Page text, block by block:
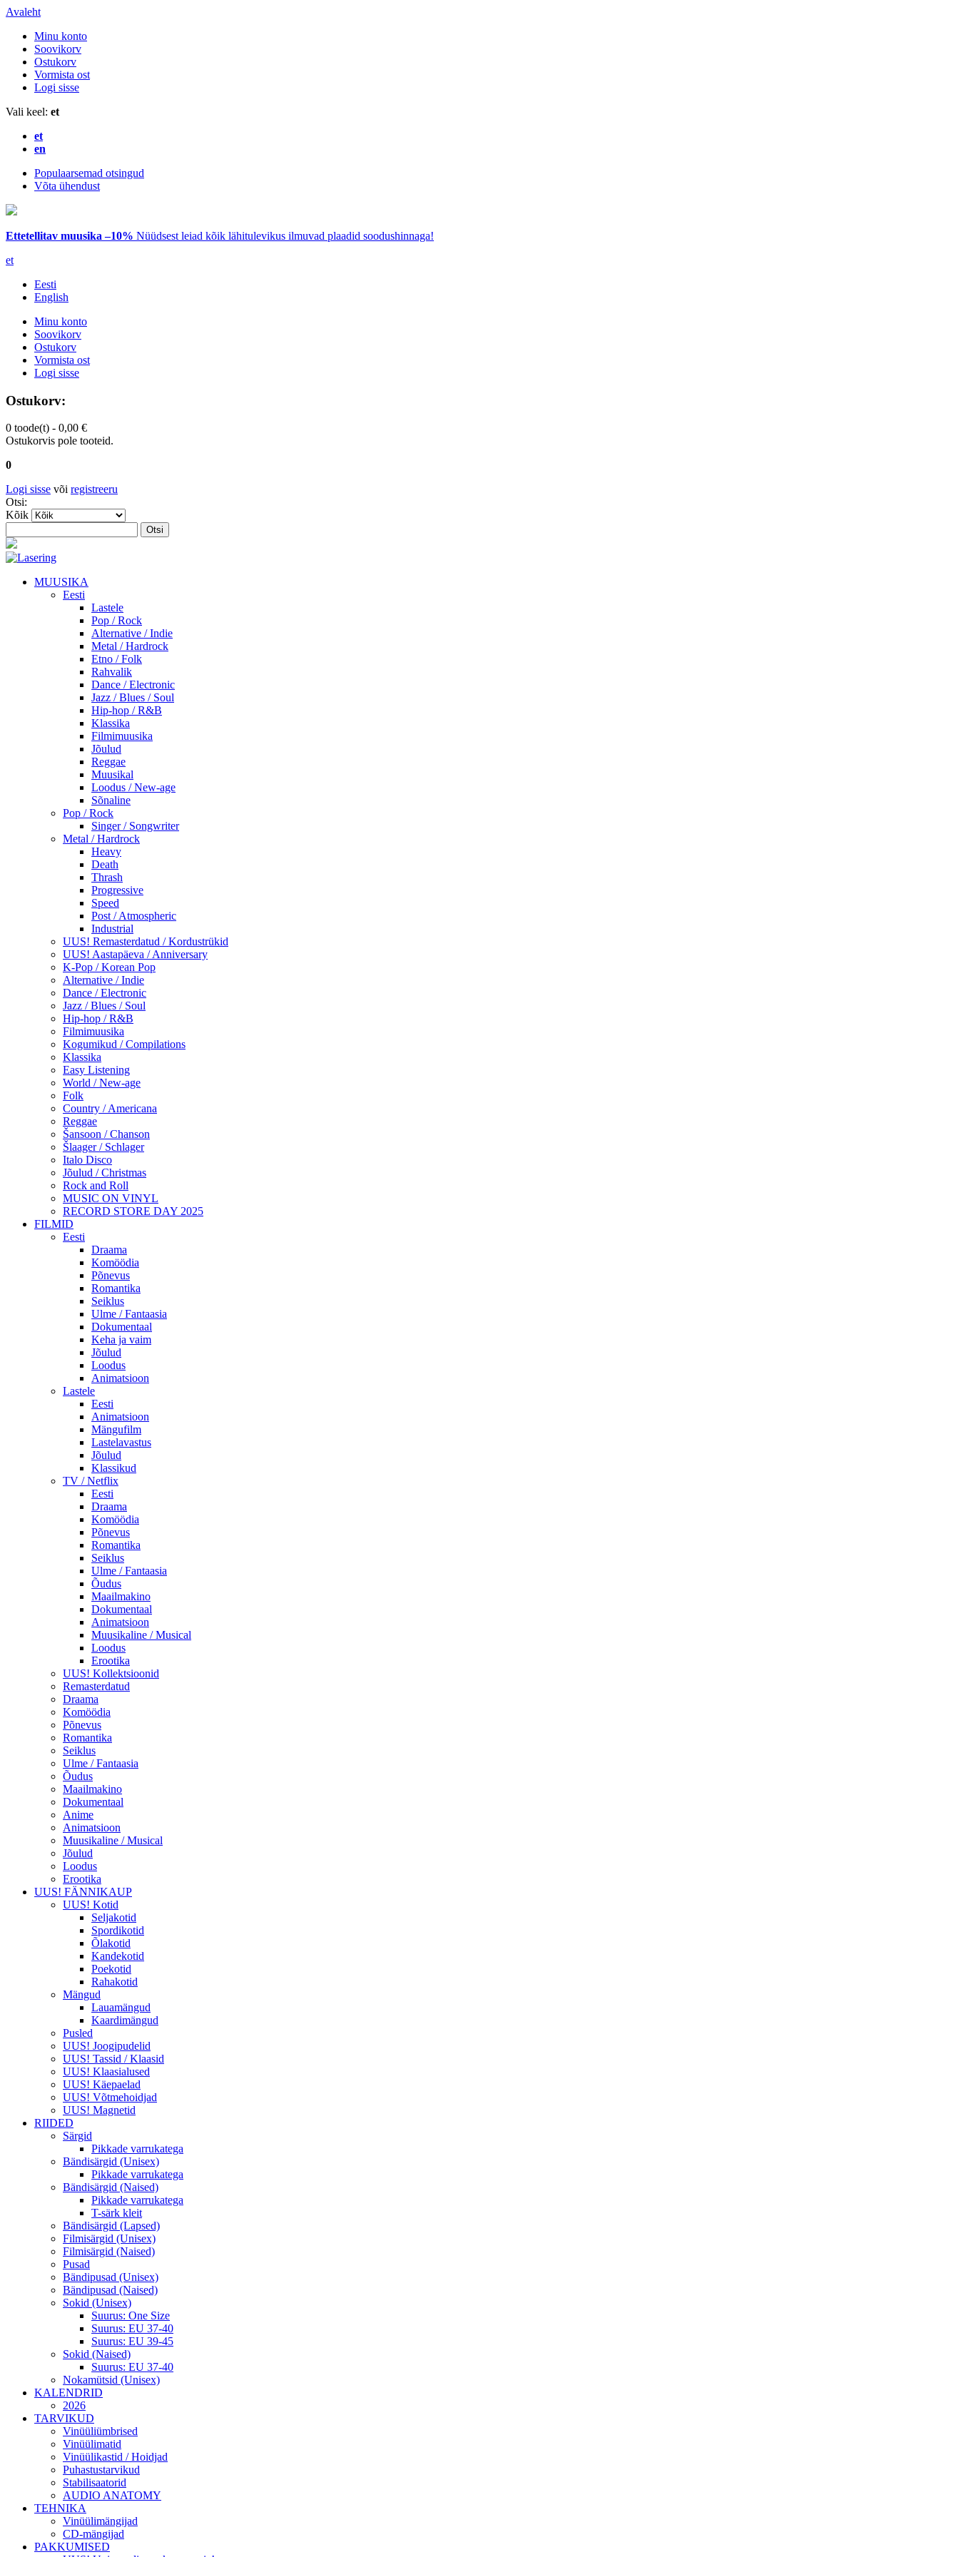
Avaleht
Minu konto
Soovikorv
Ostukorv
Vormista ost
Logi sisse
Vali keel: et
et
en
Populaarsemad otsingud
Võta ühendust
Ettetellitav muusika –10% Nüüdsest leiad kõik lähitulevikus ilmuvad plaadid soodushinnaga!
et
Eesti
English
Minu konto
Soovikorv
Ostukorv
Vormista ost
Logi sisse
Ostukorv:
0 toode(t) - 0,00 €
Ostukorvis pole tooteid.
0
Logi sisse või registreeru
Otsi:
Kõik
Otsi
MUUSIKA
Eesti
Lastele
Pop / Rock
Alternative / Indie
Metal / Hardrock
Etno / Folk
Rahvalik
Dance / Electronic
Jazz / Blues / Soul
Hip-hop / R&B
Klassika
Filmimuusika
Jõulud
Reggae
Muusikal
Loodus / New-age
Sõnaline
Pop / Rock
Singer / Songwriter
Metal / Hardrock
Heavy
Death
Thrash
Progressive
Speed
Post / Atmospheric
Industrial
UUS! Remasterdatud / Kordustrükid
UUS! Aastapäeva / Anniversary
K-Pop / Korean Pop
Alternative / Indie
Dance / Electronic
Jazz / Blues / Soul
Hip-hop / R&B
Filmimuusika
Kogumikud / Compilations
Klassika
Easy Listening
World / New-age
Folk
Country / Americana
Reggae
Šansoon / Chanson
Šlaager / Schlager
Italo Disco
Jõulud / Christmas
Rock and Roll
MUSIC ON VINYL
RECORD STORE DAY 2025
FILMID
Eesti
Draama
Komöödia
Põnevus
Romantika
Seiklus
Ulme / Fantaasia
Dokumentaal
Keha ja vaim
Jõulud
Loodus
Animatsioon
Lastele
Eesti
Animatsioon
Mängufilm
Lastelavastus
Jõulud
Klassikud
TV / Netflix
Eesti
Draama
Komöödia
Põnevus
Romantika
Seiklus
Ulme / Fantaasia
Õudus
Maailmakino
Dokumentaal
Animatsioon
Muusikaline / Musical
Loodus
Erootika
UUS! Kollektsioonid
Remasterdatud
Draama
Komöödia
Põnevus
Romantika
Seiklus
Ulme / Fantaasia
Õudus
Maailmakino
Dokumentaal
Anime
Animatsioon
Muusikaline / Musical
Jõulud
Loodus
Erootika
UUS! FÄNNIKAUP
UUS! Kotid
Seljakotid
Spordikotid
Õlakotid
Kandekotid
Poekotid
Rahakotid
Mängud
Lauamängud
Kaardimängud
Pusled
UUS! Joogipudelid
UUS! Tassid / Klaasid
UUS! Klaasialused
UUS! Käepaelad
UUS! Võtmehoidjad
UUS! Magnetid
RIIDED
Särgid
Pikkade varrukatega
Bändisärgid (Unisex)
Pikkade varrukatega
Bändisärgid (Naised)
Pikkade varrukatega
T-särk kleit
Bändisärgid (Lapsed)
Filmisärgid (Unisex)
Filmisärgid (Naised)
Pusad
Bändipusad (Unisex)
Bändipusad (Naised)
Sokid (Unisex)
Suurus: One Size
Suurus: EU 37-40
Suurus: EU 39-45
Sokid (Naised)
Suurus: EU 37-40
Nokamütsid (Unisex)
KALENDRID
2026
TARVIKUD
Vinüüliümbrised
Vinüülimatid
Vinüülikastid / Hoidjad
Puhastustarvikud
Stabilisaatorid
AUDIO ANATOMY
TEHNIKA
Vinüülimängijad
CD-mängijad
PAKKUMISED